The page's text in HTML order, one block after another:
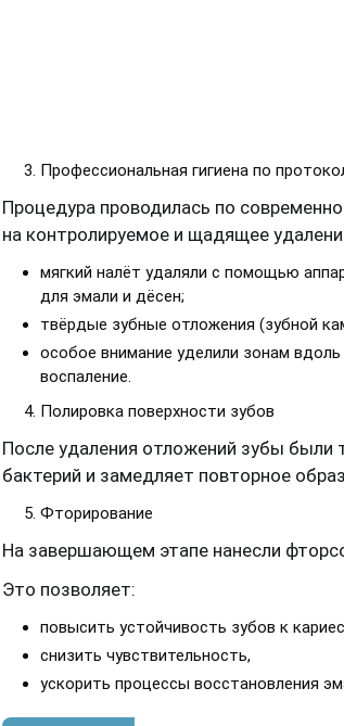
Профессиональная гигиена по
Процедура проводилась по
на контролируемое и щадящее
мягкий налёт удаляли с помощью
для эмали и дёсен;
твёрдые зубные отложения (зубной
особое внимание уделили зонам
воспаление.
Полировка поверхности зубов
После удаления отложений зубы
бактерий и замедляет повторное
Фторирование
На завершающем этапе нанесли
Это позволяет:
повысить устойчивость зубов к
снизить чувствительность,
ускорить процессы восстановления